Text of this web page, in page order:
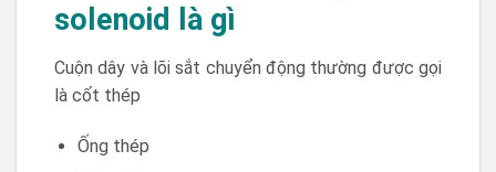
solenoid là gì
Cuộn dây và lõi sắt chuyển động thường được gọi
là cốt thép
Ống thép